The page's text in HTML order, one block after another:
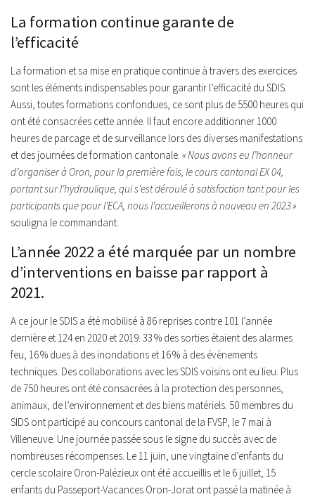
La formation continue garante de
l’efficacité
La formation et sa mise en pratique continue à travers des exercices
sont les éléments indispensables pour garantir l’efficacité du SDIS.
Aussi, toutes formations confondues, ce sont plus de 5500 heures qui
ont été consacrées cette année. Il faut encore additionner 1000
heures de parcage et de surveillance lors des diverses manifestations
et des journées de formation cantonale. « Nous avons eu l’honneur
d’organiser à Oron, pour la première fois, le cours cantonal EX 04,
portant sur l’hydraulique, qui s’est déroulé à satisfaction tant pour les
participants que pour l’ECA, nous l’accueillerons à nouveau en 2023 »
souligna le commandant.
L’année 2022 a été marquée par un nombre
d’interventions en baisse par rapport à
2021.
A ce jour le SDIS a été mobilisé à 86 reprises contre 101 l’année
dernière et 124 en 2020 et 2019. 33 % des sorties étaient des alarmes
feu, 16 % dues à des inondations et 16 % à des évènements
techniques. Des collaborations avec les SDIS voisins ont eu lieu. Plus
de 750 heures ont été consacrées à la protection des personnes,
animaux, de l’environnement et des biens matériels. 50 membres du
SIDS ont participé au concours cantonal de la FVSP, le 7 mai à
Villeneuve. Une journée passée sous le signe du succès avec de
nombreuses récompenses. Le 11 juin, une vingtaine d’enfants du
cercle scolaire Oron-Palézieux ont été accueillis et le 6 juillet, 15
enfants du Passeport-Vacances Oron-Jorat ont passé la matinée à